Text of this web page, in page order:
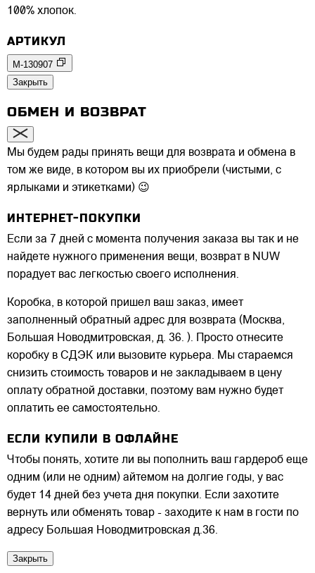
100% хлопок.
АРТИКУЛ
M-130907
Закрыть
ОБМЕН И ВОЗВРАТ
Мы будем рады принять вещи для возврата и обмена в
том же виде, в котором вы их приобрели (чистыми, с
ярлыками и этикетками) 😉
ИНТЕРНЕТ-ПОКУПКИ
Если за 7 дней с момента получения заказа вы так и не
найдете нужного применения вещи, возврат в NUW
порадует вас легкостью своего исполнения.
Коробка, в которой пришел ваш заказ, имеет
заполненный обратный адрес для возврата (Москва,
Большая Новодмитровская, д. 36. ). Просто отнесите
коробку в СДЭК или вызовите курьера. Мы стараемся
снизить стоимость товаров и не закладываем в цену
оплату обратной доставки, поэтому вам нужно будет
оплатить ее самостоятельно.
ЕСЛИ КУПИЛИ В ОФЛАЙНЕ
Чтобы понять, хотите ли вы пополнить ваш гардероб еще
одним (или не одним) айтемом на долгие годы, у вас
будет 14 дней без учета дня покупки. Если захотите
вернуть или обменять товар - заходите к нам в гости по
адресу Большая Новодмитровская д.36.
Закрыть